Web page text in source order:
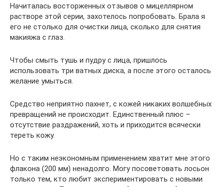
Начиталась восторженных отзывов о мицеллярном
растворе этой серии, захотелось попробовать. Брала я
его не столько для очистки лица, сколько для снятия
макияжа с глаз.
Чтобы смыть тушь и пудру с лица, пришлось
использовать три ватных диска, а после этого осталось
желание умыться.
Средство неприятно пахнет, с кожей никаких волшебных
превращений не происходит. Единственный плюс –
отсутствие раздражений, хоть и приходится всячески
тереть кожу.
Но с таким неэкономным применением хватит мне этого
флакона (200 мм) ненадолго. Могу посоветовать лосьон
только тем, кто любит экспериментировать с новыми